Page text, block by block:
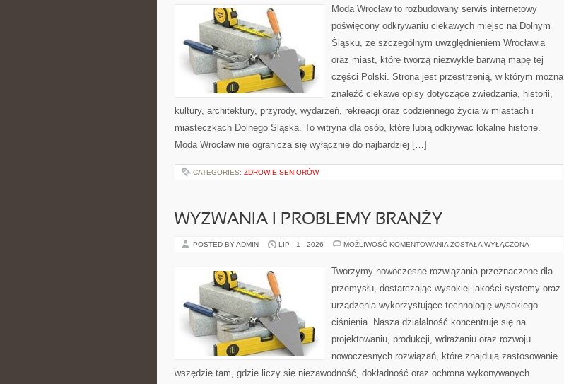
Moda Wrocław to rozbudowany serwis internetowy
poświęcony odkrywaniu ciekawych miejsc na Dolnym
Śląsku, ze szczególnym uwzględnieniem Wrocławia
oraz miast, które tworzą niezwykle barwną mapę tej
części Polski. Strona jest przestrzenią, w którym można
znaleźć ciekawe opisy dotyczące zwiedzania, historii,
kultury, architektury, przyrody, wydarzeń, rekreacji oraz codziennego życia w miastach i
miasteczkach Dolnego Śląska. To witryna dla osób, które lubią odkrywać lokalne historie.
Moda Wrocław nie ogranicza się wyłącznie do najbardziej […]
CATEGORIES: ZDROWIE SENIORÓW
WYZWANIA I PROBLEMY BRANŻY
POSTED BY ADMIN LIP - 1 - 2026 MOŻLIWOŚĆ KOMENTOWANIA WYZWANIA
BRANŻY
ZOSTAŁA WYŁĄCZONA
Tworzymy nowoczesne rozwiązania przeznaczone dla
przemysłu, dostarczając wysokiej jakości systemy oraz
urządzenia wykorzystujące technologię wysokiego
ciśnienia. Nasza działalność koncentruje się na
projektowaniu, produkcji, wdrażaniu oraz rozwoju
nowoczesnych rozwiązań, które znajdują zastosowanie
wszędzie tam, gdzie liczy się niezawodność, dokładność oraz ochrona wykonywanych